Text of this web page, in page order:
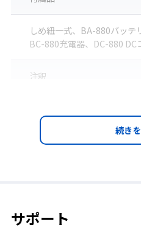
しめ紐一式、BA-880バッテ
BC-880充電器、DC-880 DC
注釈
適合規格
販売価格
サポート